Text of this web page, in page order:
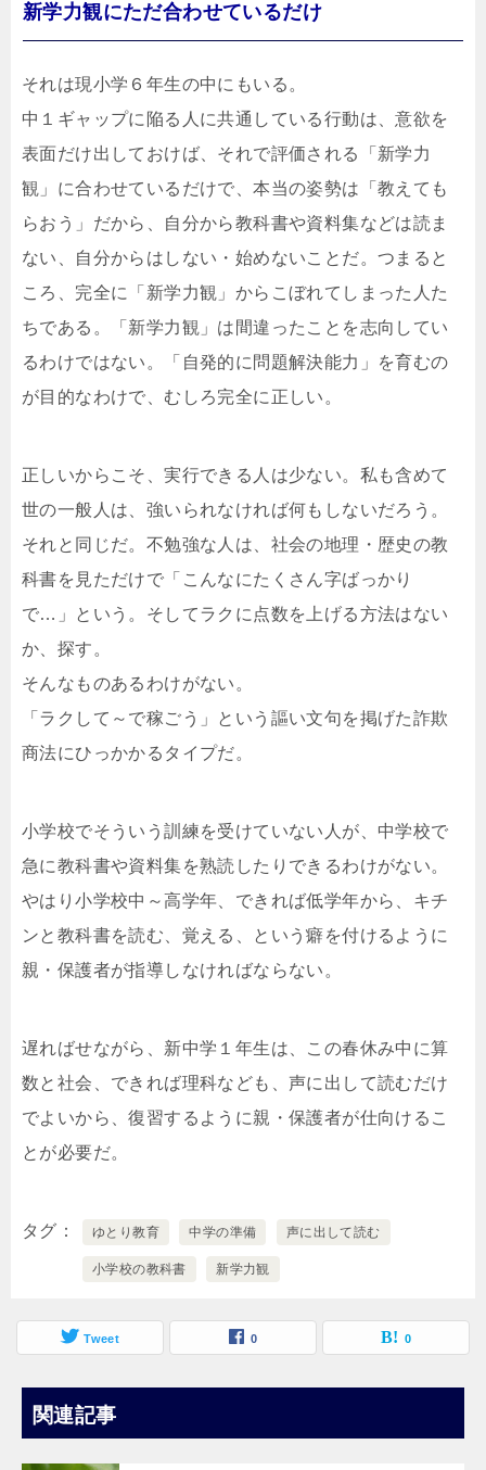
新学力観にただ合わせているだけ
それは現小学６年生の中にもいる。
中１ギャップに陥る人に共通している行動は、意欲を
表面だけ出しておけば、それで評価される「新学力
観」に合わせているだけで、本当の姿勢は「教えても
らおう」だから、自分から教科書や資料集などは読ま
ない、自分からはしない・始めないことだ。つまると
ころ、完全に「新学力観」からこぼれてしまった人た
ちである。「新学力観」は間違ったことを志向してい
るわけではない。「自発的に問題解決能力」を育むの
が目的なわけで、むしろ完全に正しい。
正しいからこそ、実行できる人は少ない。私も含めて
世の一般人は、強いられなければ何もしないだろう。
それと同じだ。不勉強な人は、社会の地理・歴史の教
科書を見ただけで「こんなにたくさん字ばっかり
で…」という。そしてラクに点数を上げる方法はない
か、探す。
そんなものあるわけがない。
「ラクして～で稼ごう」という謳い文句を掲げた詐欺
商法にひっかかるタイプだ。
小学校でそういう訓練を受けていない人が、中学校で
急に教科書や資料集を熟読したりできるわけがない。
やはり小学校中～高学年、できれば低学年から、キチ
ンと教科書を読む、覚える、という癖を付けるように
親・保護者が指導しなければならない。
遅ればせながら、新中学１年生は、この春休み中に算
数と社会、できれば理科なども、声に出して読むだけ
でよいから、復習するように親・保護者が仕向けるこ
とが必要だ。
タグ ゆとり教育 中学の準備 声に出して読む
小学校の教科書 新学力観
Tweet 0 0
関連記事